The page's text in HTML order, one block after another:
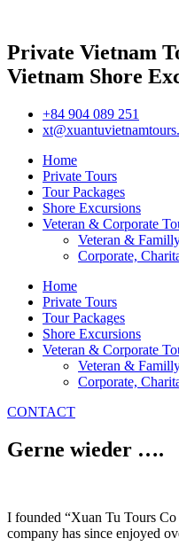
Private Vietnam
Vietnam Shore
+84 904 089 251
Home
Private Tours
Tour Packages
Shore Excursions
Veteran & Corporate
Veteran &
Corporate,
Home
Private Tours
Tour Packages
Shore Excursions
Veteran & Corporate
Veteran &
Corporate,
CONTACT
Gerne wieder ….
I founded “Xuan Tu Tours
company has since enjoyed